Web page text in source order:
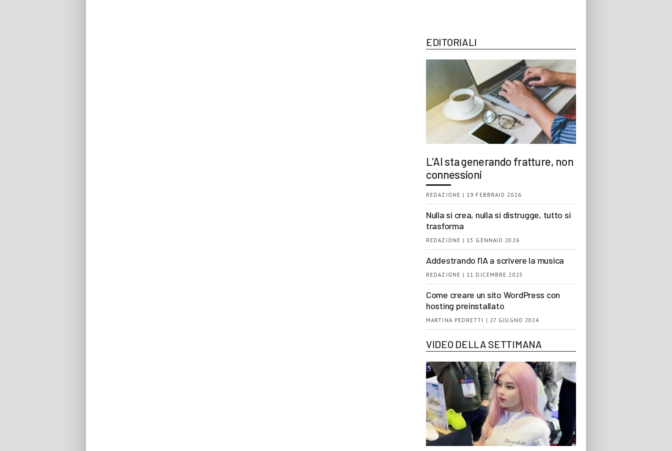
EDITORIALI
L’AI sta generando fratture, non
connessioni
REDAZIONE | 19 FEBBRAIO 2026
Nulla si crea, nulla si distrugge, tutto si
trasforma
REDAZIONE | 13 GENNAIO 2026
Addestrando l’IA a scrivere la musica
REDAZIONE | 11 DICEMBRE 2025
Come creare un sito WordPress con
hosting preinstallato
MARTINA PEDRETTI | 27 GIUGNO 2024
VIDEO DELLA SETTIMANA